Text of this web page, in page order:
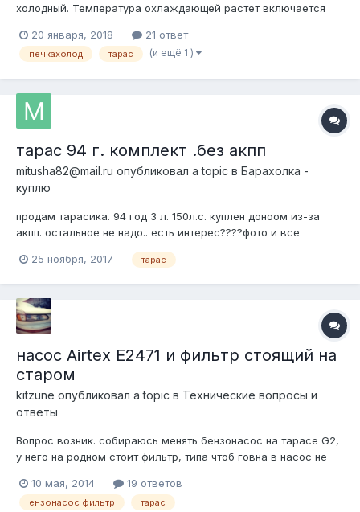
холодный. Температура охлаждающей растет включается
повторяется.То теплый воздух подует, то холодный.
20 января, 2018 21 ответ
печкахолод тарас (и ещё 1 )
тарас 94 г. комплект .без акпп
mitusha82@mail.ru опубликовал a topic в Барахолка -
куплю
продам тарасика. 94 год 3 л. 150л.с. куплен доноом из-за
акпп. остальное не надо.. есть интерес????фото и все
25 ноября, 2017
тарас
насос Airtex E2471 и фильтр стоящий на
старом
kitzune опубликовал a topic в Технические вопросы и
ответы
Вопрос возник. собираюсь менять бензонасос на тарасе G2,
у него на родном стоит фильтр, типа чтоб говна в насос не
вроде как даже крепления для такого фильтра нет... и
никакого другого фильтра в комплекте тоже нет. Ситуация
10 мая, 2014 19 ответов
ензонасос фильтр тарас